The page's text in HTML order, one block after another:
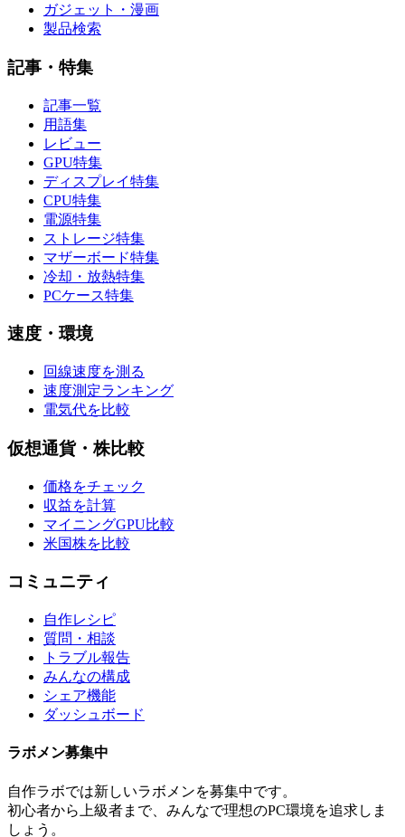
ガジェット・漫画
製品検索
記事・特集
記事一覧
用語集
レビュー
GPU特集
ディスプレイ特集
CPU特集
電源特集
ストレージ特集
マザーボード特集
冷却・放熱特集
PCケース特集
速度・環境
回線速度を測る
速度測定ランキング
電気代を比較
仮想通貨・株比較
価格をチェック
収益を計算
マイニングGPU比較
米国株を比較
コミュニティ
自作レシピ
質問・相談
トラブル報告
みんなの構成
シェア機能
ダッシュボード
ラボメン募集中
自作ラボでは新しいラボメンを募集中です。
初心者から上級者まで、みんなで理想のPC環境を追求しま
しょう。